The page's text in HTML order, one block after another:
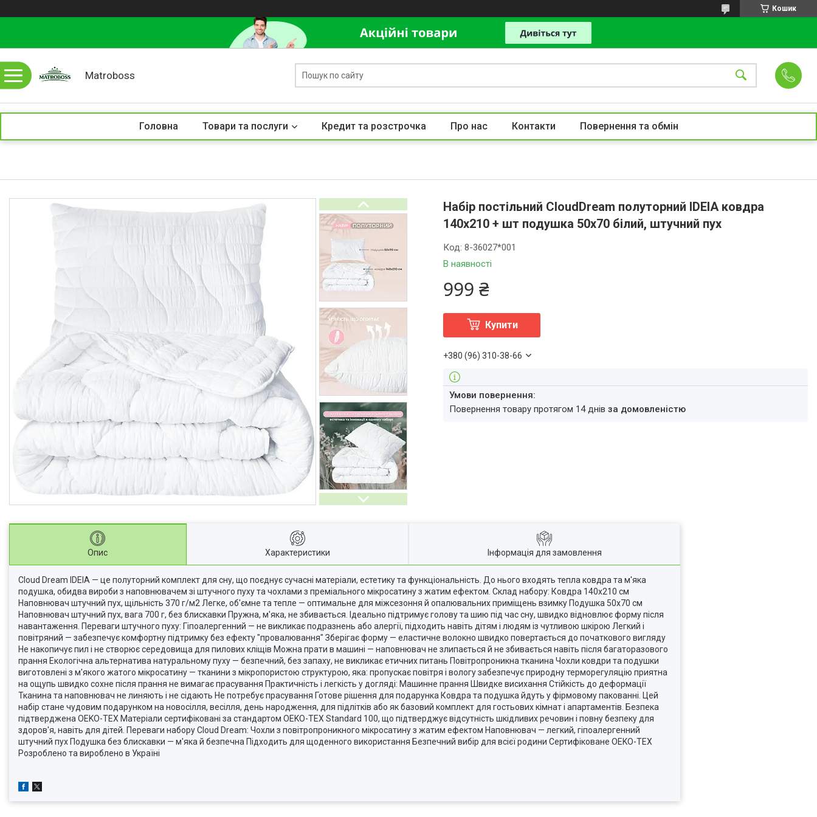
Кошик
Matroboss
Головна Товари та послуги Кредит та розстрочка Про нас Контакти Повернення та обмін
Набір постільний CloudDream полуторний IDEIA ковдра
140х210 + шт подушка 50х70 білий, штучний пух
В наявності
Код:8-36027*001
999 ₴
Купити
+380 (96) 310-38-66
повернення товару протягом 14 днівза домовленістю
Опис Характеристики Інформація для замовлення
Cloud Dream IDEIA — це полуторний комплект для сну, що поєднує сучасні матеріали, естетику та функціональність. До нього входять тепла ковдра та м'яка
подушка, обидва вироби з наповнювачем зі штучного пуху та чохлами з преміального мікросатину з жатим ефектом. Склад набору: Ковдра 140х210 см
Наповнювач штучний пух, щільність 370 г/м2 Легке, об'ємне та тепле — оптимальне для міжсезоння й опалювальних приміщень взимку Подушка 50х70 см
Наповнювач штучний пух, вага 700 г, без блискавки Пружна, м'яка, не збивається. Ідеально підтримує голову та шию під час сну, швидко відновлює форму після
навантаження. Переваги штучного пуху: Гіпоалергенний — не викликає подразнень або алергії, підходить навіть дітям і людям із чутливою шкірою Легкий і
повітряний — забезпечує комфортну підтримку без ефекту "провалювання" Зберігає форму — еластичне волокно швидко повертається до початкового вигляду
Не накопичує пил і не створює середовища для пилових кліщів Можна прати в машині — наповнювач не злипається й не збивається навіть після багаторазового
прання Екологічна альтернатива натуральному пуху — безпечний, без запаху, не викликає етичних питань Повітропроникна тканина Чохли ковдри та подушки
виготовлені з м'якого жатого мікросатину — тканини з мікропористою структурою, яка: пропускає повітря і вологу забезпечує природну терморегуляцію приятна
на ощупь швидко сохне після прання не вимагає прасування Практичність і легкість у догляді: Машинне прання Швидке висихання Стійкість до деформації
Тканина та наповнювач не линяють і не сідають Не потребує прасування Готове рішення для подарунка Ковдра та подушка йдуть у фірмовому пакованні. Цей
набір стане чудовим подарунком на новосілля, весілля, день народження, для підлітків або як базовий комплект для гостьових кімнат і апартаментів. Безпека
підтверджена OEKO-TEX Матеріали сертифіковані за стандартом OEKO-TEX Standard 100, що підтверджує відсутність шкідливих речовин і повну безпеку для
здоров'я, навіть для дітей. Переваги набору Cloud Dream: Чохли з повітропроникного мікросатину з жатим ефектом Наповнювач — легкий, гіпоалергенний
штучний пух Подушка без блискавки — м'яка й безпечна Підходить для щоденного використання Безпечний вибір для всієї родини Сертифіковане OEKO-TEX
Розроблено та вироблено в Україні